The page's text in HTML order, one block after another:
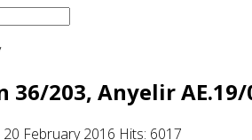
36/203, Anyelir AE.19/
20 February 2016 Hits: 6017